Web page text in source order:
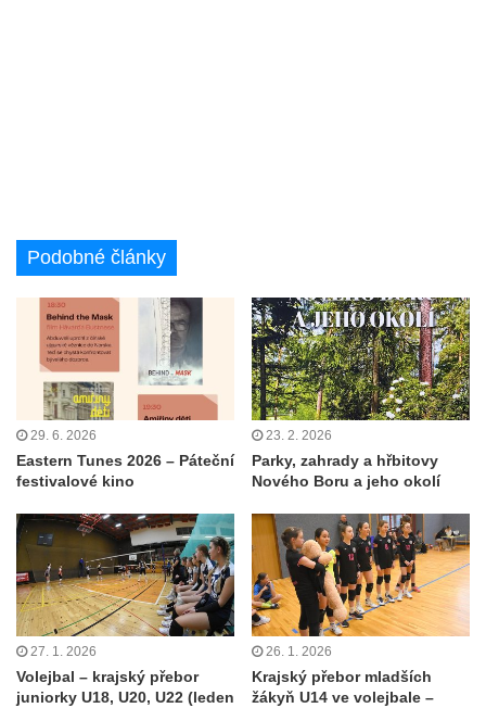
Podobné články
29. 6. 2026
Eastern Tunes 2026 – Páteční
festivalové kino
23. 2. 2026
Parky, zahrady a hřbitovy
Nového Boru a jeho okolí
27. 1. 2026
Volejbal – krajský přebor
juniorky U18, U20, U22 (leden
26. 1. 2026
Krajský přebor mladších
žákyň U14 ve volejbale –